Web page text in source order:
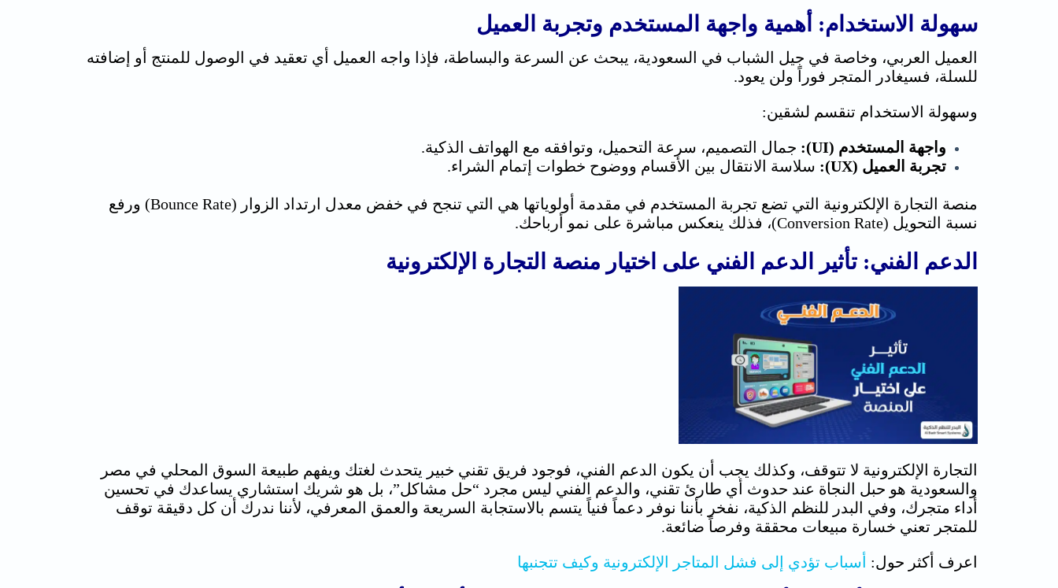
سهولة الاستخدام: أهمية واجهة المستخدم وتجربة العميل
العميل العربي، وخاصة في جيل الشباب في السعودية، يبحث عن السرعة والبساطة، فإذا واجه العميل أي تعقيد في الوصول للمنتج أو إضافته
للسلة، فسيغادر المتجر فوراً ولن يعود.
وسهولة الاستخدام تنقسم لشقين:
واجهة المستخدم (UI):
جمال التصميم، سرعة التحميل، وتوافقه مع الهواتف الذكية.
تجربة العميل (UX):
سلاسة الانتقال بين الأقسام ووضوح خطوات إتمام الشراء.
منصة التجارة الإلكترونية
التي تضع تجربة المستخدم في مقدمة أولوياتها هي التي تنجح في خفض معدل ارتداد الزوار (Bounce Rate) ورفع
نسبة التحويل (Conversion Rate)، فذلك ينعكس مباشرة على نمو أرباحك.
الدعم الفني: تأثير الدعم الفني على اختيار منصة التجارة الإلكترونية
التجارة الإلكترونية لا تتوقف، وكذلك يجب أن يكون الدعم الفني، فوجود فريق تقني خبير يتحدث لغتك ويفهم طبيعة السوق المحلي في مصر
والسعودية هو حبل النجاة عند حدوث أي طارئ تقني، والدعم الفني ليس مجرد “حل مشاكل”، بل هو شريك استشاري يساعدك في تحسين
أداء متجرك، وفي البدر للنظم الذكية، نفخر بأننا نوفر دعماً فنياً يتسم بالاستجابة السريعة والعمق المعرفي، لأننا ندرك أن كل دقيقة توقف
للمتجر تعني خسارة مبيعات محققة وفرصاً ضائعة.
اعرف أكثر حول: أسباب تؤدي إلى فشل المتاجر الإلكترونية وكيف تتجنبها